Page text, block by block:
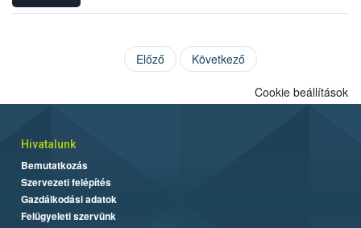
Előző Következő
Cookie beállítások
Hivatalunk
Bemutatkozás
Szervezeti felépítés
Gazdálkodási adatok
Felügyeleti szervünk